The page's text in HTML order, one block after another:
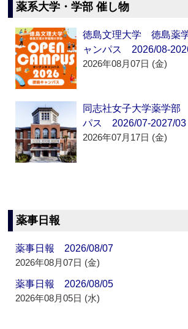
薬系大学・学部 催し物
徳島文理大学 徳島薬
ャンパス 2026/08-
2026年08月07日 (金)
同志社女子大学薬学
パス 2026/07-2027/03
2026年07月17日 (金)
薬事日報
薬事日報 2026/08/07
2026年08月07日 (金)
薬事日報 2026/08/05
2026年08月05日 (水)